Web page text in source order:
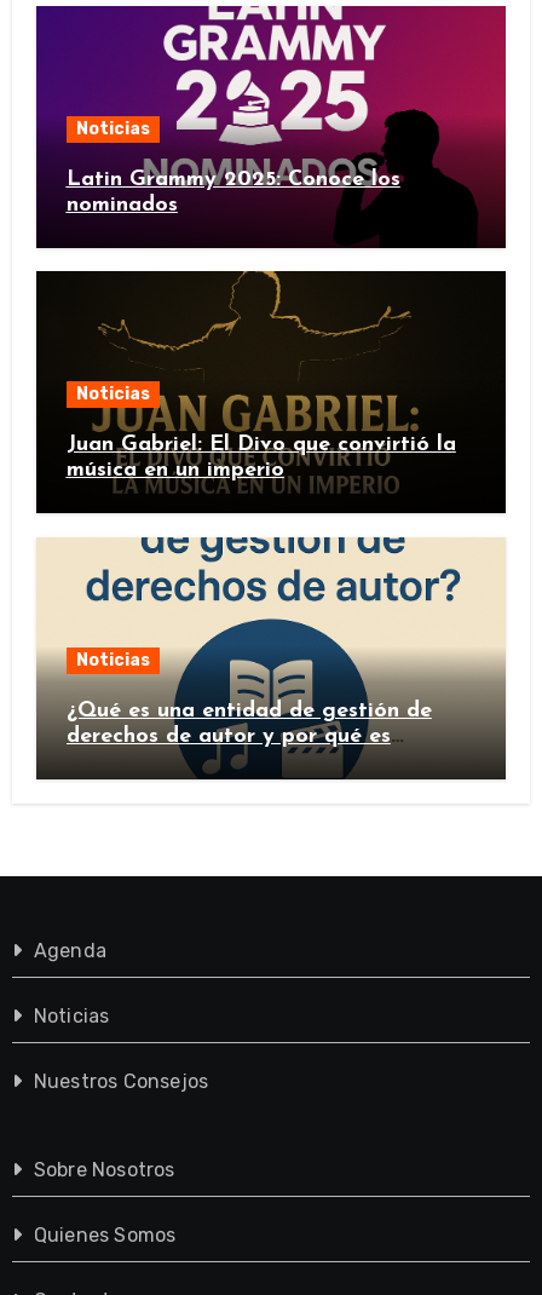
Noticias
Latin Grammy 2025: Conoce los
nominados
Noticias
Juan Gabriel: El Divo que convirtió la
música en un imperio
Noticias
¿Qué es una entidad de gestión de
derechos de autor y por qué es
importante?
Agenda
Noticias
Nuestros Consejos
Sobre Nosotros
Quienes Somos